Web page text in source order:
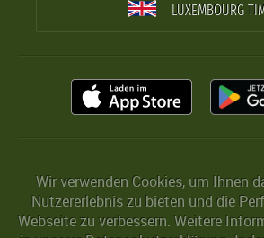
LUXEMBOURG
Wir verwenden Cookies, um Ihnen
Nutzererlebnis zu bieten und die
Webseite zu verbessern. Weitere